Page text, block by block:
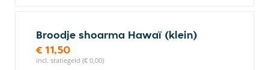
Broodje shoarma Hawaï (klein)
€ 11,50
incl. statiegeld (€ 0,00)